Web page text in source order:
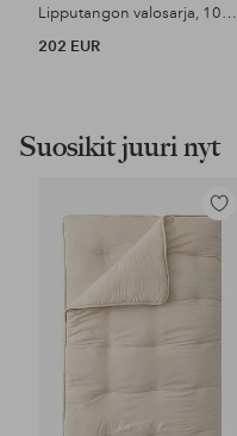
Lipputangon valosarja, 100 LED 600cm
202 EUR
Suosikit juuri nyt
Lisää